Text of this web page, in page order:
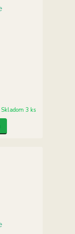
Skladom 3 ks